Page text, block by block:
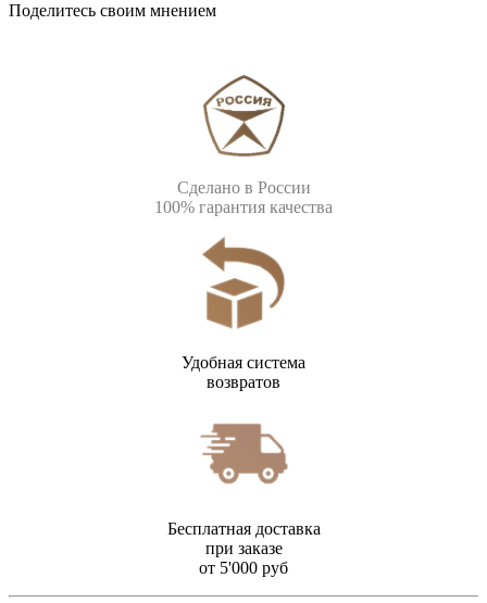
Поделитесь своим мнением
Сделано в России
100% гарантия качества
Удобная система
возвратов
Бесплатная доставка
при заказе
от 5'000 руб